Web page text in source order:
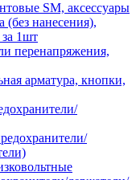
SM, аксессуары
(без нанесения),
1шт
перенапряжения,
арматура, кнопки,